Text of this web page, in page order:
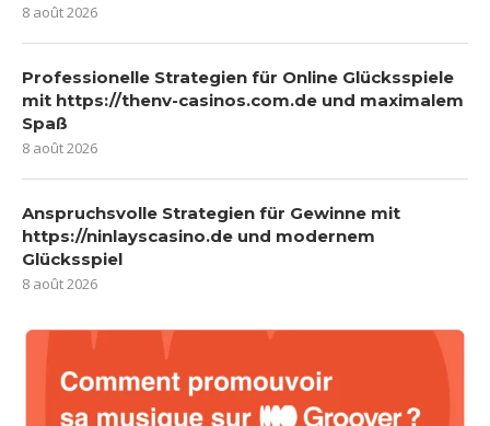
8 août 2026
Professionelle Strategien für Online Glücksspiele
mit https://thenv-casinos.com.de und maximalem
Spaß
8 août 2026
Anspruchsvolle Strategien für Gewinne mit
https://ninlayscasino.de und modernem
Glücksspiel
8 août 2026